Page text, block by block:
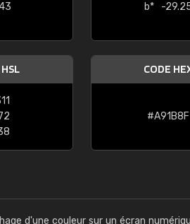
b*
-
CODE
#A91B8F
d'une couleur sur un écran
bien passé et le produit reçu